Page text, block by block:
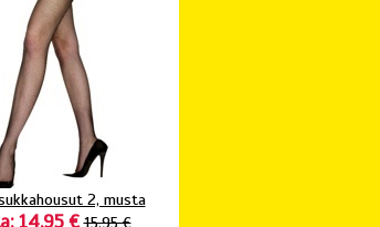
2, musta
14.95 € 15.95 €